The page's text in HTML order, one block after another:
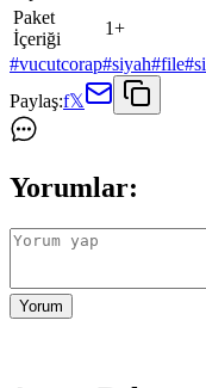
Paket
İçeriği
1+
#vucutcorap#siyah#file#
Paylaş:f𝕏
Yorumlar:
Yorum